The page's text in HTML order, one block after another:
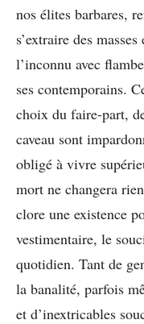
nos élites barbares,
s’extraire des
l’inconnu avec
ses contemporains.
choix du faire-part,
caveau sont
obligé à vivre
mort ne changera
clore une existence
vestimentaire, le
quotidien. Tant de
la banalité, parfois
et d’inextricables